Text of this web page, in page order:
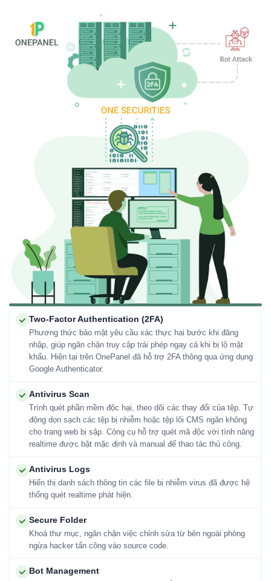
Two-Factor Authentication (2FA)
Phương thức bảo mật yêu cầu xác thực hai bước khi đăng
nhập, giúp ngăn chặn truy cập trái phép ngay cả khi bị lộ mật
khẩu. Hiện tại trên OnePanel đã hỗ trợ 2FA thông qua ứng dụng
Google Authenticator.
Antivirus Scan
Trình quét phần mềm độc hại, theo dõi các thay đổi của tệp. Tự
động dọn sạch các tệp bị nhiễm hoặc tệp lõi CMS ngăn không
cho trang web bị sập. Công cụ hỗ trợ quét mã độc với tính năng
realtime được bật mặc định và manual để thao tác thủ công.
Antivirus Logs
Hiển thị danh sách thông tin các file bị nhiễm virus đã được hệ
thống quét realtime phát hiện.
Secure Folder
Khoá thư mục, ngăn chặn việc chỉnh sửa từ bên ngoài phòng
ngừa hacker tấn công vào source code.
Bot Management